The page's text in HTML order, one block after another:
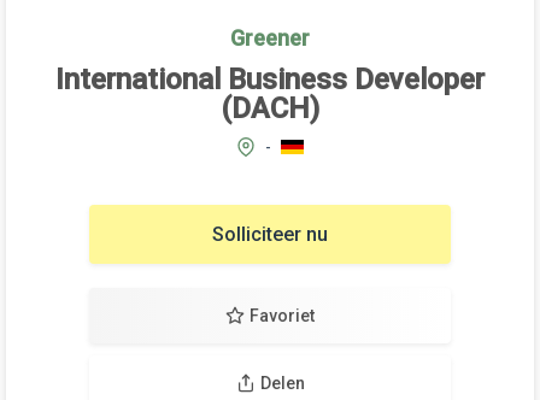
Greener
International Business Developer
(DACH)
-
Solliciteer nu
Favoriet
Delen